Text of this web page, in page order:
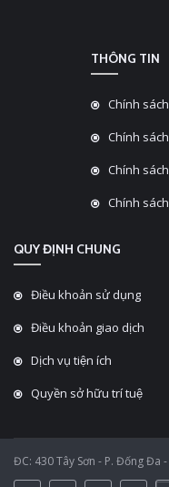
THÔNG TIN
Chính
Chính
Chính
Chính
QUY ĐỊNH CHUNG
Điều khoản sử dụng
Điều khoản giao dịch
Dịch vụ tiện ích
Quyền sở hữu trí tuệ
ĐC: 430 Tây Sơn - P. Đống Đa